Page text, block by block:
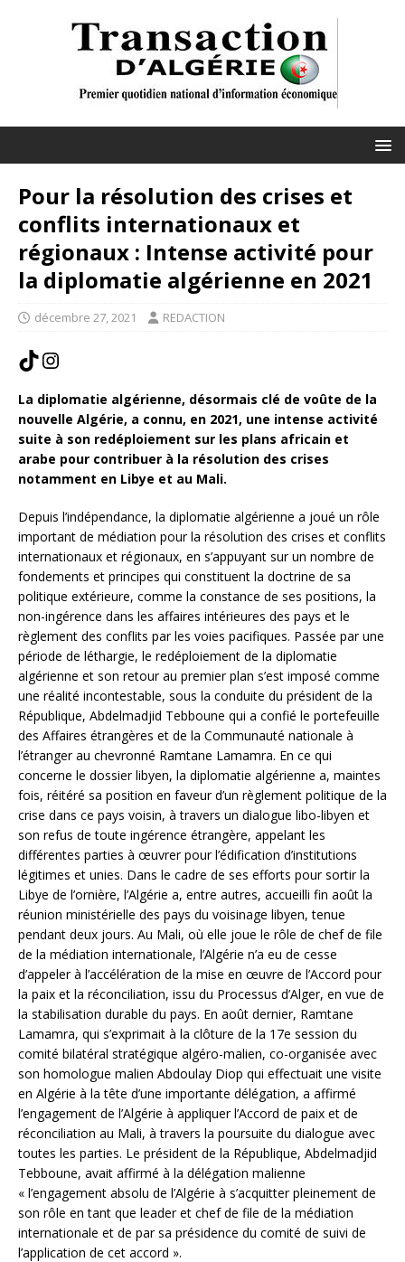
Pour la résolution des crises et
conflits internationaux et
régionaux : Intense activité pour
la diplomatie algérienne en 2021
décembre 27, 2021 REDACTION
La diplomatie algérienne, désormais clé de voûte de la
nouvelle Algérie, a connu, en 2021, une intense activité
suite à son redéploiement sur les plans africain et
arabe pour contribuer à la résolution des crises
notamment en Libye et au Mali.
Depuis l’indépendance, la diplomatie algérienne a joué un rôle
important de médiation pour la résolution des crises et conflits
internationaux et régionaux, en s’appuyant sur un nombre de
fondements et principes qui constituent la doctrine de sa
politique extérieure, comme la constance de ses positions, la
non-ingérence dans les affaires intérieures des pays et le
règlement des conflits par les voies pacifiques. Passée par une
période de léthargie, le redéploiement de la diplomatie
algérienne et son retour au premier plan s’est imposé comme
une réalité incontestable, sous la conduite du président de la
République, Abdelmadjid Tebboune qui a confié le portefeuille
des Affaires étrangères et de la Communauté nationale à
l’étranger au chevronné Ramtane Lamamra. En ce qui
concerne le dossier libyen, la diplomatie algérienne a, maintes
fois, réitéré sa position en faveur d’un règlement politique de la
crise dans ce pays voisin, à travers un dialogue libo-libyen et
son refus de toute ingérence étrangère, appelant les
différentes parties à œuvrer pour l’édification d’institutions
légitimes et unies. Dans le cadre de ses efforts pour sortir la
Libye de l’ornière, l’Algérie a, entre autres, accueilli fin août la
réunion ministérielle des pays du voisinage libyen, tenue
pendant deux jours. Au Mali, où elle joue le rôle de chef de file
de la médiation internationale, l’Algérie n’a eu de cesse
d’appeler à l’accélération de la mise en œuvre de l’Accord pour
la paix et la réconciliation, issu du Processus d’Alger, en vue de
la stabilisation durable du pays. En août dernier, Ramtane
Lamamra, qui s’exprimait à la clôture de la 17e session du
comité bilatéral stratégique algéro-malien, co-organisée avec
son homologue malien Abdoulay Diop qui effectuait une visite
en Algérie à la tête d’une importante délégation, a affirmé
l’engagement de l’Algérie à appliquer l’Accord de paix et de
réconciliation au Mali, à travers la poursuite du dialogue avec
toutes les parties. Le président de la République, Abdelmadjid
Tebboune, avait affirmé à la délégation malienne
« l’engagement absolu de l’Algérie à s’acquitter pleinement de
son rôle en tant que leader et chef de file de la médiation
internationale et de par sa présidence du comité de suivi de
l’application de cet accord ».